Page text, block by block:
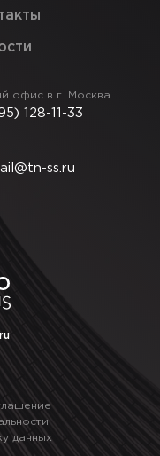
данных
офис в г. Москва
128-11-33
ss.ru